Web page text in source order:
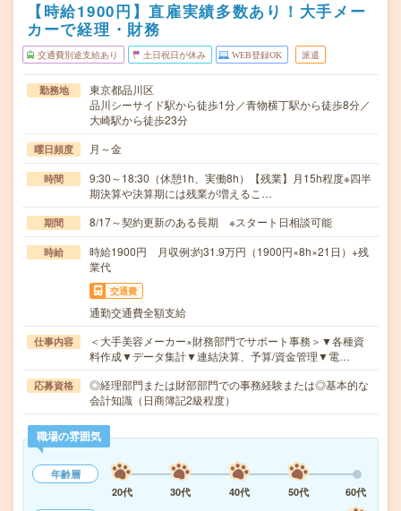
【時給1900円】直雇実績多数あり！大手メー
カーで経理・財務
交通費別途支給あり 土日祝日が休み WEB登録OK 派遣
勤務地
東京都品川区
品川シーサイド駅から徒歩1分／青物横丁駅から徒歩8分／
大崎駅から徒歩23分
曜日頻度 月～金
時間
9:30～18:30（休憩1h、実働8h）【残業】月15h程度※四半
期決算や決算期には残業が増えるこ…
期間 8/17～契約更新のある長期 ※スタート日相談可能
時給
時給1900円 月収例:約31.9万円（1900円×8h×21日）+残
業代
交通費
通勤交通費全額支給
仕事内容
＜大手美容メーカー×財務部門でサポート事務＞▼各種資
料作成▼データ集計▼連結決算、予算/資金管理▼電…
応募資格
◎経理部門または財部部門での事務経験または◎基本的な
会計知識（日商簿記2級程度）
職場の雰囲気
年齢層
20代
30代 40代 50代
60代